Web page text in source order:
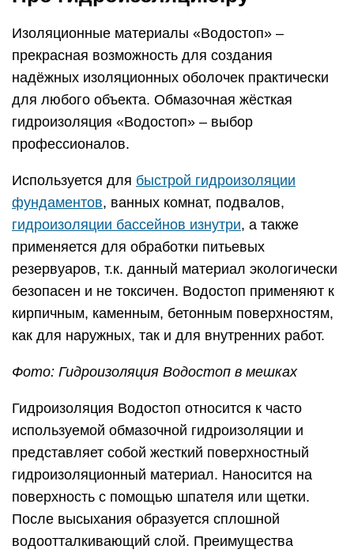
Изоляционные материалы «Водостоп» –
прекрасная возможность для создания
надёжных изоляционных оболочек практически
для любого объекта. Обмазочная жёсткая
гидроизоляция «Водостоп» – выбор
профессионалов.
Используется для быстрой гидроизоляции
фундаментов, ванных комнат, подвалов,
гидроизоляции бассейнов изнутри, а также
применяется для обработки питьевых
резервуаров, т.к. данный материал экологически
безопасен и не токсичен. Водостоп применяют к
кирпичным, каменным, бетонным поверхностям,
как для наружных, так и для внутренних работ.
Фото: Гидроизоляция Водостоп в мешках
Гидроизоляция Водостоп относится к часто
используемой обмазочной гидроизоляции и
представляет собой жесткий поверхностный
гидроизоляционный материал. Наносится на
поверхность с помощью шпателя или щетки.
После высыхания образуется сплошной
водоотталкивающий слой. Преимущества